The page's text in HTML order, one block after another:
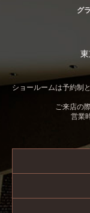
グ
ショールームは予約制
ご来店の
営業